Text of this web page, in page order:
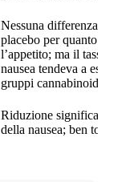
Nessuna differenza
placebo per quanto
l’appetito; ma il tasso di
nausea tendeva a essere
gruppi cannabinoidi.
Riduzione significativa
della nausea; ben